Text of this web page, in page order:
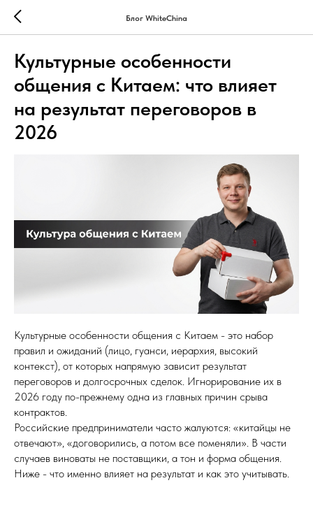
Блог WhiteChina
Культурные особенности
общения с Китаем: что влияет
на результат переговоров в
2026
Культурные особенности общения с Китаем - это набор
правил и ожиданий (лицо, гуанси, иерархия, высокий
контекст), от которых напрямую зависит результат
переговоров и долгосрочных сделок. Игнорирование их в
2026 году по-прежнему одна из главных причин срыва
контрактов.
Российские предприниматели часто жалуются: «китайцы не
отвечают», «договорились, а потом все поменяли». В части
случаев виноваты не поставщики, а тон и форма общения.
Ниже - что именно влияет на результат и как это учитывать.